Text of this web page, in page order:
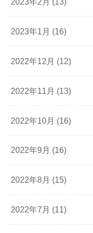
2023年1月 (16)
2022年12月 (12)
2022年11月 (13)
2022年10月 (16)
2022年9月 (16)
2022年8月 (15)
2022年7月 (11)